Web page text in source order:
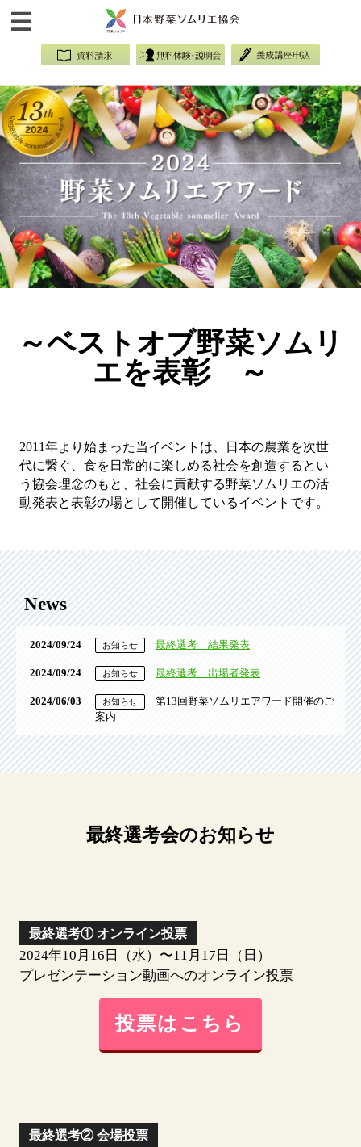
～ベストオブ野菜ソムリ
エを表彰 ～
2011年より始まった当イベントは、日本の農業を次世
代に繋ぐ、食を日常的に楽しめる社会を創造するとい
う協会理念のもと、社会に貢献する野菜ソムリエの活
動発表と表彰の場として開催しているイベントです。
News
2024/09/24 お知らせ 最終選考 結果発表
2024/09/24 お知らせ 最終選考 出場者発表
2024/06/03 お知らせ
第13回野菜ソムリエアワード開催のご
案内
最終選考会のお知らせ
最終選考①オンライン投票
2024年10月16日（水）〜11月17日（日）
プレゼンテーション動画へのオンライン投票
投票はこちら
最終選考②会場投票